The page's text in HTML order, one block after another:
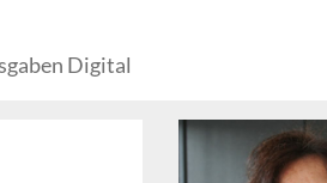
Digital